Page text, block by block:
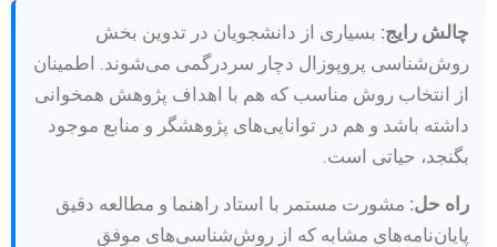
چالش رایج: بسیاری از دانشجویان در تدوین بخش
روش‌شناسی پروپوزال دچار سردرگمی می‌شوند. اطمینان
از انتخاب روش مناسب که هم با اهداف پژوهش همخوانی
داشته باشد و هم در توانایی‌های پژوهشگر و منابع موجود
بگنجد، حیاتی است.
راه حل: مشورت مستمر با استاد راهنما و مطالعه دقیق
پایان‌نامه‌های مشابه که از روش‌شناسی‌های موفق